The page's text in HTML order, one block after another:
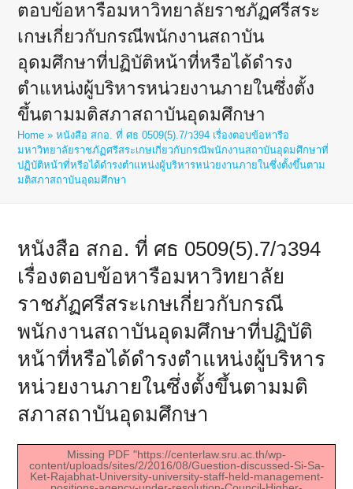
ตอบข้อหารือมหาวิทยาลัยราชภัฏศรีสระ
เกษเกี่ยวกับกรณีพนักงานสถาบัน
อุดมศึกษาที่ปฏิบัติหน้าที่หรือได้ดำรง
ตำแหน่งผู้บริหารหน่วยงานภายในซึ่งตั้ง
ขึ้นตามมติสภาสถาบันอุดมศึกษา
Home »หนังสือ สกอ. ที่ ศธ 0509(5).7/ว394 เรื่องตอบข้อหารือ
มหาวิทยาลัยราชภัฏศรีสระเกษเกี่ยวกับกรณีพนักงานสถาบันอุดมศึกษาที่
ปฏิบัติหน้าที่หรือได้ดำรงตำแหน่งผู้บริหารหน่วยงานภายในซึ่งตั้งขึ้นตาม
มติสภาสถาบันอุดมศึกษา
หนังสือ สกอ. ที่ ศธ 0509(5).7/ว394
เรื่องตอบข้อหารือมหาวิทยาลัย
ราชภัฏศรีสระเกษเกี่ยวกับกรณี
พนักงานสถาบันอุดมศึกษาที่ปฏิบัติ
หน้าที่หรือได้ดำรงตำแหน่งผู้บริหาร
หน่วยงานภายในซึ่งตั้งขึ้นตามมติ
สภาสถาบันอุดมศึกษา
Missing PDF "https://centerlaw.sru.ac.th/wp-
content/uploads/sites/2/2016/08/Guestion-discussed-Si-Sa-
Ket-Rajabhat-University-university-staff-held-management-